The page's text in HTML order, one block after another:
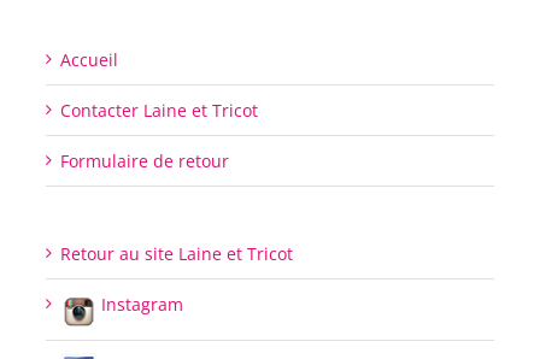
Accueil
Contacter Laine et Tricot
Formulaire de retour
Retour au site Laine et Tricot
Instagram